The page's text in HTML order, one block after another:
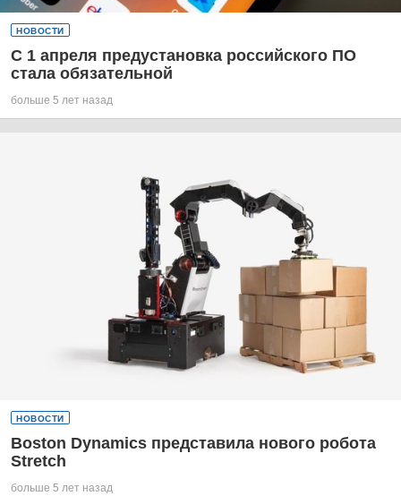
НОВОСТИ
С 1 апреля предустановка российского ПО
стала обязательной
больше 5 лет назад
НОВОСТИ
Boston Dynamics представила нового робота
Stretch
больше 5 лет назад